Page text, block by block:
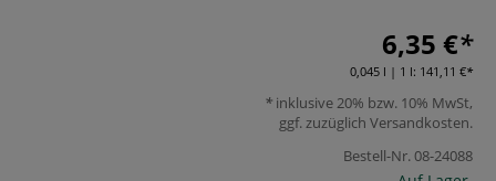
6,35 €
0,045 l | 1 l: 141,11 €
inklusive 20% bzw. 10% MwSt,
ggf. zuzüglich Versandkosten.
Bestell-Nr.08-24088